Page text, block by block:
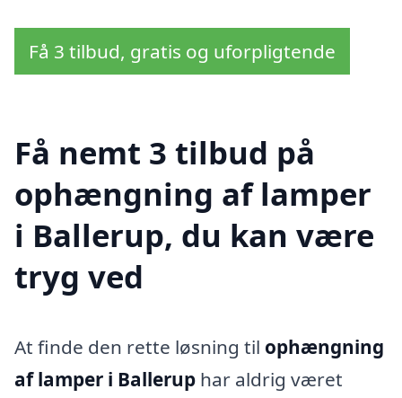
Få 3 tilbud, gratis og uforpligtende
Få nemt 3 tilbud på
ophængning af lamper
i Ballerup, du kan være
tryg ved
At finde den rette løsning til ophængning
af lamper i Ballerup har aldrig været